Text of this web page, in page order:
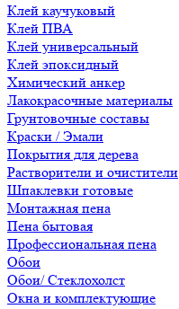
Клей каучуковый
Клей ПВА
Клей универсальный
Клей эпоксидный
Химический анкер
Лакокрасочные материалы
Грунтовочные составы
Краски / Эмали
Покрытия для дерева
Растворители и очистители
Шпаклевки готовые
Монтажная пена
Пена бытовая
Профессиональная пена
Обои
Обои/ Стеклохолст
Окна и комплектующие